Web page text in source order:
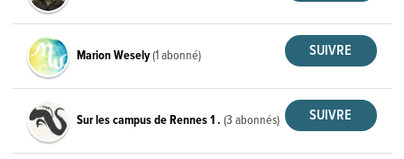
Marion Wesely(1 abonné)
Sur les campus de Rennes 1 .(3 abonnés)